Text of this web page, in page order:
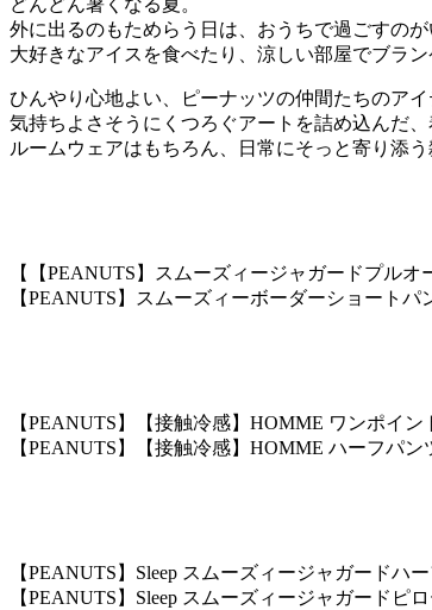
どんどん暑くなる夏。
外に出るのもためらう日は、おうちで過ごすのが
大好きなアイスを食べたり、涼しい部屋でブラ
ひんやり心地よい、ピーナッツの仲間たちのア
気持ちよさそうにくつろぐアートを詰め込んだ
ルームウェアはもちろん、日常にそっと寄り添う
【【PEANUTS】スムーズィージャガードプルオ
【PEANUTS】スムーズィーボーダーショートパ
【PEANUTS】【接触冷感】HOMME ワンポイン
【PEANUTS】【接触冷感】HOMME ハーフパン
【PEANUTS】Sleep スムーズィージャガードハ
【PEANUTS】Sleep スムーズィージャガードピ